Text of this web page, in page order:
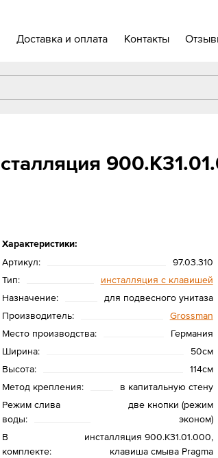
Доставка и оплата Контакты
Характеристики:
Артикул:
97.03.310
Тип:
инсталляция с клавишей
Назначение:
для подвесного унитаза
Производитель:
Grossman
Место производства:
Германия
Ширина:
50см
Высота:
114см
Метод крепления:
в капитальную стену
Режим слива
воды:
две кнопки (режим
эконом)
В
комплекте:
инсталляция 900.K31.01.000,
клавиша смыва Pragma